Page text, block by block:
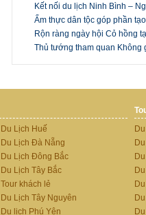
Kết nối du lịch Ninh Bình –
Ẩm thực dân tộc góp phần
Rộn ràng ngày hội Cỏ hồng
Thủ tướng tham quan
Du Lịch Huế
Du Lịch Đà Nẵng
Du Lịch Đông Bắc
Du Lịch Tây Bắc
Tour khách lẻ
Du Lịch Tây Nguyên
Du lịch Phú Yên